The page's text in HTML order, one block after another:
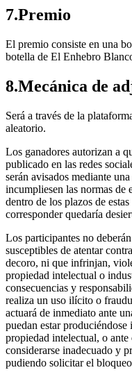
7.Premio
El premio consiste en una
botella de El Enhebro
8.Mecánica de
Será a través de la
aleatorio.
Los ganadores autorizan a
publicado en las redes
serán avisados mediante
incumpliesen las normas de
dentro de los plazos de
corresponder quedaría
Los participantes no
susceptibles de atentar
decoro, ni que infrinjan,
propiedad intelectual o
consecuencias y
realiza un uso ilícito o
actuará de inmediato ante
puedan estar
propiedad intelectual, o
considerarse inadecuado y
pudiendo solicitar el